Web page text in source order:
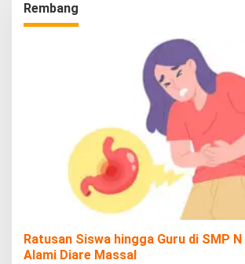
Rembang
Ratusan Siswa hingga Guru di SMP N
Alami Diare Massal